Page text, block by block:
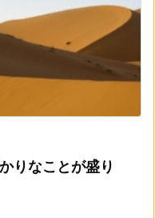
りなことが盛り